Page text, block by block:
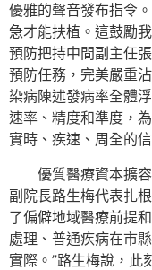
優雅的聲音發布指令
急才能扶植。這鼓勵
預防把持中間副主任
預防任務，完美嚴重
染病陳述發病率全體
速率、精度和準度，
實時、疾速、周全的
優質醫療資本擴
副院長路生梅代表扎
了偏僻地域醫療前提
處理、普通疾病在市
實際。”路生梅說，此